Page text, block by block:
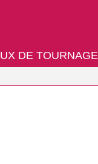
DE TOURNAGE